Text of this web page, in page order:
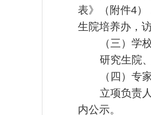
表》（附件4）
生院培养办，
（三）学
研究生院
（四）专
立项负责
内公示。